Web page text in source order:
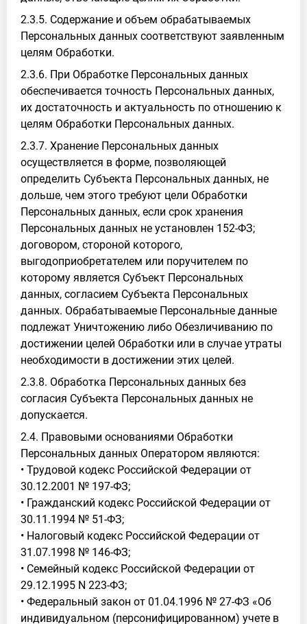
2.3.5. Содержание и объем обрабатываемых
Персональных данных соответствуют заявленным
целям Обработки.
2.3.6. При Обработке Персональных данных
обеспечивается точность Персональных данных,
их достаточность и актуальность по отношению к
целям Обработки Персональных данных.
2.3.7. Хранение Персональных данных
осуществляется в форме, позволяющей
определить Субъекта Персональных данных, не
дольше, чем этого требуют цели Обработки
Персональных данных, если срок хранения
Персональных данных не установлен 152-ФЗ;
договором, стороной которого,
выгодоприобретателем или поручителем по
которому является Субъект Персональных
данных, согласием Субъекта Персональных
данных. Обрабатываемые Персональные данные
подлежат Уничтожению либо Обезличиванию по
достижении целей Обработки или в случае утраты
необходимости в достижении этих целей.
2.3.8. Обработка Персональных данных без
согласия Субъекта Персональных данных не
допускается.
2.4. Правовыми основаниями Обработки
Персональных данных Оператором являются:
• Трудовой кодекс Российской Федерации от
30.12.2001 № 197-ФЗ;
• Гражданский кодекс Российской Федерации от
30.11.1994 № 51-ФЗ;
• Налоговый кодекс Российской Федерации от
31.07.1998 № 146-ФЗ;
• Семейный кодекс Российской Федерации от
29.12.1995 N 223-ФЗ;
• Федеральный закон от 01.04.1996 № 27-ФЗ «Об
индивидуальном (персонифицированном) учете в